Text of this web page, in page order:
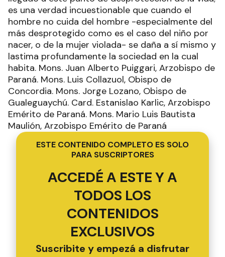
es una verdad incuestionable que cuando el
hombre no cuida del hombre -especialmente del
más desprotegido como es el caso del niño por
nacer, o de la mujer violada- se daña a sí mismo y
lastima profundamente la sociedad en la cual
habita. Mons. Juan Alberto Puiggari, Arzobispo de
Paraná. Mons. Luis Collazuol, Obispo de
Concordia. Mons. Jorge Lozano, Obispo de
Gualeguaychú. Card. Estanislao Karlic, Arzobispo
Emérito de Paraná. Mons. Mario Luis Bautista
Maulión, Arzobispo Emérito de Paraná
ESTE CONTENIDO COMPLETO ES SOLO
PARA SUSCRIPTORES
ACCEDÉ A ESTE Y A
TODOS LOS
CONTENIDOS
EXCLUSIVOS
Suscribite y empezá a disfrutar